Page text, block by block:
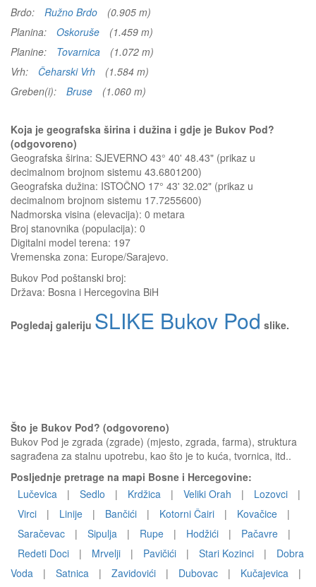
Brdo:
Ružno Brdo
(0.905 m)
Planina:
Oskoruše
(1.459 m)
Planine:
Tovarnica
(1.072 m)
Vrh:
Čeharski Vrh
(1.584 m)
Greben(i):
Bruse (1.060 m)
Koja je geografska širina i dužina i gdje je Bukov Pod?
(odgovoreno)
Geografska širina: SJEVERNO 43° 40' 48.43" (prikaz u
decimalnom brojnom sistemu 43.6801200)
Geografska dužina: ISTOČNO 17° 43' 32.02" (prikaz u
decimalnom brojnom sistemu 17.7255600)
Nadmorska visina (elevacija): 0 metara
Broj stanovnika (populacija): 0
Digitalni model terena: 197
Vremenska zona: Europe/Sarajevo.
Bukov Pod poštanski broj:
Država: Bosna i Hercegovina BiH
Pogledaj galeriju SLIKE Bukov Pod slike.
Što je Bukov Pod? (odgovoreno)
Bukov Pod je zgrada (zgrade) (mjesto, zgrada, farma), struktura
sagrađena za stalnu upotrebu, kao što je to kuća, tvornica, itd..
Posljednje pretrage na mapi Bosne i Hercegovine:
Lučevica
| Sedlo | Krdžica | Veliki Orah | Lozovci
|
Virci
| Linije | Bančići | Kotorni Čairi | Kovačice
|
Saračevac
| Sipulja | Rupe | Hodžići | Pačavre
|
Redeti Doci
| Mrvelji | Pavičići | Stari Kozinci |
Dobra
Voda
| Satnica | Zavidovići | Dubovac | Kučajevica
|